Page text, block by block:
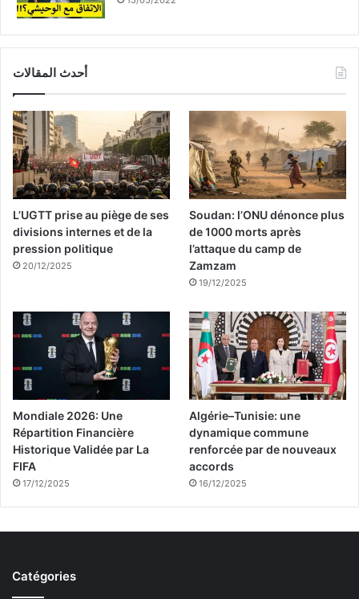
أحدث المقالات
L’UGTT prise au piège de ses
divisions internes et de la
pression politique
20/12/2025
Soudan: l’ONU dénonce plus
de 1000 morts après
l’attaque du camp de
Zamzam
19/12/2025
Mondiale 2026: Une
Répartition Financière
Historique Validée par La
FIFA
17/12/2025
Algérie–Tunisie: une
dynamique commune
renforcée par de nouveaux
accords
16/12/2025
Catégories